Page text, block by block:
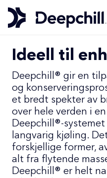
Ideell til
Deepchill® gir en
og
et bredt spekter av
over hele verden i
Deepchill®-
langvarig kjøling.
forskjellige former,
alt fra flytende
Deepchill® er helt